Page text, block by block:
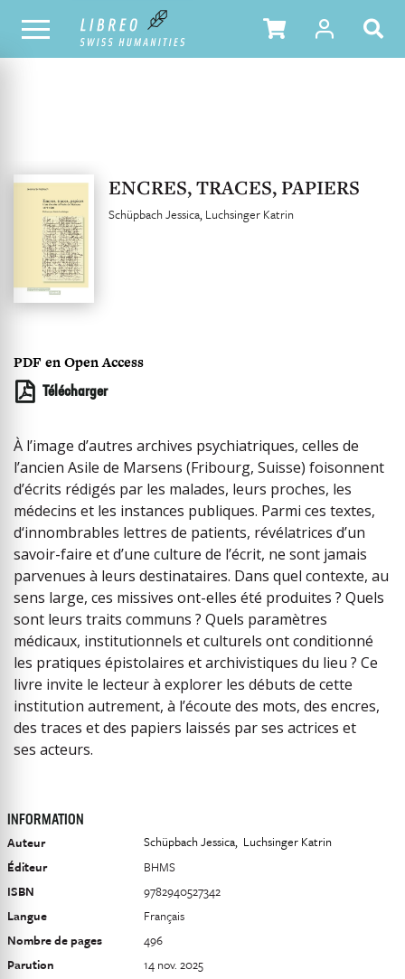
NOTRE CATALOGUE TABLE DES MATIÈRES
ENCRES, TRACES, PAPIERS
Schüpbach Jessica Luchsinger Katrin
PDF en Open Access
Télécharger
À l’image d’autres archives psychiatriques, celles de
l’ancien Asile de Marsens (Fribourg, Suisse) foisonnent
d’écrits rédigés par les malades, leurs proches, les
médecins et les instances publiques. Parmi ces textes,
d‘innombrables lettres de patients, révélatrices d’un
savoir-faire et d’une culture de l’écrit, ne sont jamais
parvenues à leurs destinataires. Dans quel contexte, au
sens large, ces missives ont-elles été produites ? Quels
sont leurs traits communs ? Quels paramètres
médicaux, institutionnels et culturels ont conditionné
les pratiques épistolaires et archivistiques du lieu ? Ce
livre invite le lecteur à explorer les débuts de cette
institution autrement, à l’écoute des mots, des encres,
des traces et des papiers laissés par ses actrices et
ses acteurs.
INFORMATION
Auteur Schüpbach Jessica Luchsinger Katrin
Éditeur
BHMS
ISBN
9782940527342
Langue
Français
Nombre de pages
496
Parution
14 nov. 2025